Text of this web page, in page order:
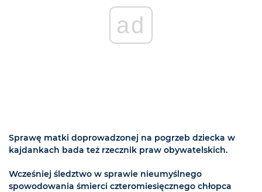
ad
Sprawę matki doprowadzonej na pogrzeb dziecka w
kajdankach bada też rzecznik praw obywatelskich.
Wcześniej śledztwo w sprawie nieumyślnego
spowodowania śmierci czteromiesięcznego chłopca